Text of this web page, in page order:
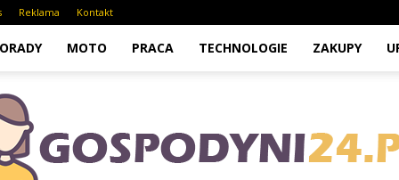
Reklama Kontakt
MOTO PRACA TECHNOLOGIE ZAKUPY